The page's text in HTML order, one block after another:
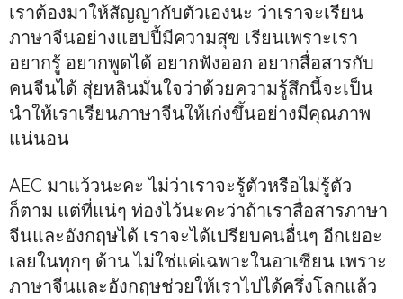
เราต้องมาให้สัญญากับตัวเองนะ ว่าเราจะเรียน
ภาษาจีนอย่างแฮปปี้มีความสุข เรียนเพราะเรา
อยากรู้ อยากพูดได้ อยากฟังออก อยากสื่อสารกับ
คนจีนได้ สุ่ยหลินมั่นใจว่าด้วยความรู้สึกนี้จะเป็น
นำให้เราเรียนภาษาจีนให้เก่งขึ้นอย่างมีคุณภาพ
แน่นอน
AEC มาแว้วนะคะ ไม่ว่าเราจะรู้ตัวหรือไม่รู้ตัว
ก็ตาม แต่ที่แน่ๆ ท่องไว้นะคะว่าถ้าเราสื่อสารภาษา
จีนและอังกฤษได้ เราจะได้เปรียบคนอื่นๆ อีกเยอะ
เลยในทุกๆ ด้าน ไม่ใช่แค่เฉพาะในอาเซียน เพราะ
ภาษาจีนและอังกฤษช่วยให้เราไปได้ครึ่งโลกแล้ว